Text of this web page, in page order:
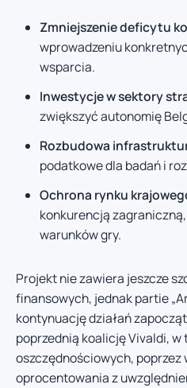
Zmniejszenie deficytu
wprowadzeniu
wsparcia.
Inwestycje w sektory
zwiększyć autonomię
Rozbudowa
podatkowe dla badań i
Ochrona rynku
konkurencją
warunków gry.
Projekt nie zawiera jeszcze
finansowych, jednak partie
kontynuację działań
poprzednią koalicję Vivaldi,
oszczędnościowych,
oprocentowania z